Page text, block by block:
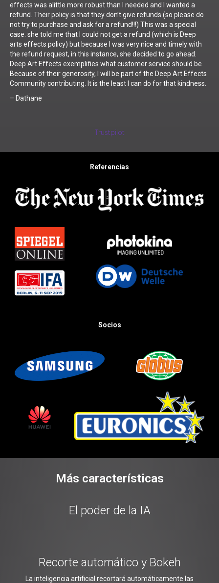
effects was alittle more robust than I needed and I wanted a
refund. Their policy is that they don’t give refunds (so please do
not try to purchase and ask for a refund!!!) This was a special
case. she told me that I could not get a refund (which is Deep
arts effects policy) but because I was very nice and timely with
the refund request, in this instance, she decided to go ahead.
Deep Art Effects exemplifies what customer service should be.
Because of their generosity, I will be part of the Deep Art Effects
Community contributing. It is the least I can do for that kindness.
– Dathane
Trustpilot
Referencias
Socios
Más características
El poder de la IA
Recorte automático y Bokeh
La inteligencia artificial recortará automáticamente las